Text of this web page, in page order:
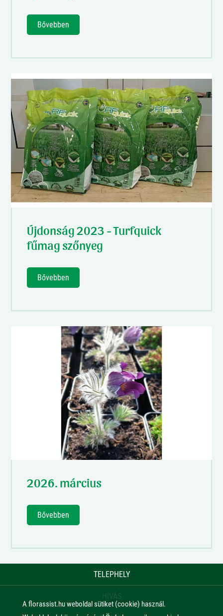
Bővebben
Újdonság 2023 - Turfquick
fűmag szőnyeg
Bővebben
2026. március
Bővebben
A florassist.hu weboldal sütiket (cookie) használ.
TELEPHELY
HÍVÁS